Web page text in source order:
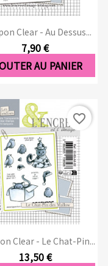
Clear - Au Dessus...
7,90 €
AU PANIER
Clear - Le Chat-Pin...
13,50 €
favorite_border